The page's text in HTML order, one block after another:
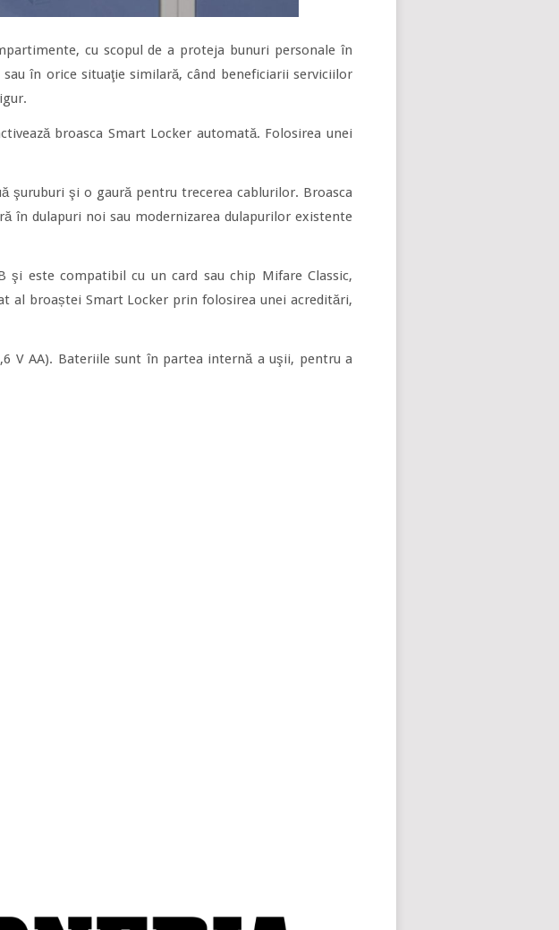
cu scopul de a proteja bunuri personale în
în orice situaţie similară, când beneficiarii serviciilor
broasca Smart Locker automată. Folosirea unei
şuruburi şi o gaură pentru trecerea cablurilor. Broasca
în dulapuri noi sau modernizarea dulapurilor existente
şi este compatibil cu un card sau chip Mifare Classic,
al broaștei Smart Locker prin folosirea unei acreditări,
V AA). Bateriile sunt în partea internă a uşii, pentru a